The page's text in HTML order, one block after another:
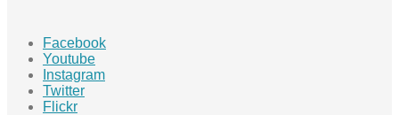
Facebook
Youtube
Instagram
Twitter
Flickr